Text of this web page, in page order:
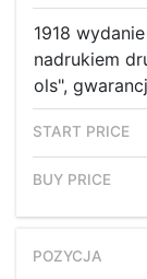
1918
nadrukiem
ols",